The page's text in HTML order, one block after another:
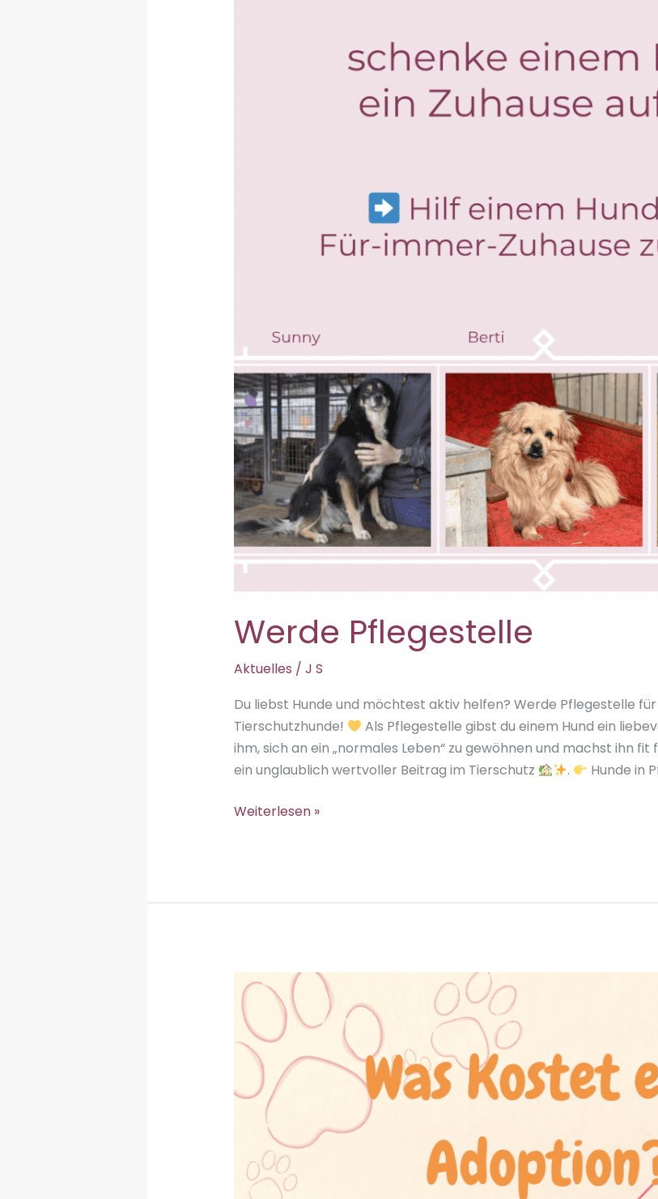
Werde Pflegestelle
Aktuelles / J S
Du liebst Hunde und möchtest aktiv helfen? Werde Pflegestelle
Tierschutzhunde!
Als Pflegestelle gibst du einem Hund ein
ihm, sich an ein „normales Leben“ zu gewöhnen und machst ihn fit
ein unglaublich wertvoller Beitrag im Tierschutz
. Hunde in
Werde
Weiterlesen »